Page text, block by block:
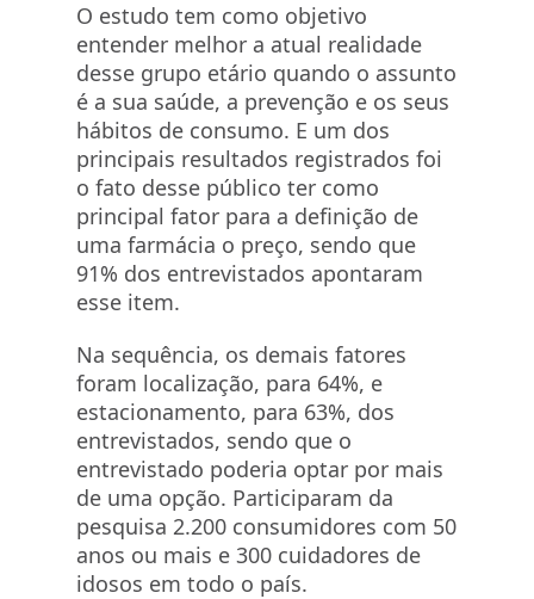
O estudo tem como objetivo
entender melhor a atual realidade
desse grupo etário quando o assunto
é a sua saúde, a prevenção e os seus
hábitos de consumo. E um dos
principais resultados registrados foi
o fato desse público ter como
principal fator para a definição de
uma farmácia o preço, sendo que
91% dos entrevistados apontaram
esse item.
Na sequência, os demais fatores
foram localização, para 64%, e
estacionamento, para 63%, dos
entrevistados, sendo que o
entrevistado poderia optar por mais
de uma opção. Participaram da
pesquisa 2.200 consumidores com 50
anos ou mais e 300 cuidadores de
idosos em todo o país.